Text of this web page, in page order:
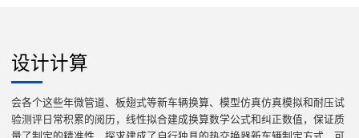
设计计算
会各个这些年微管道、板翅式等新车辆换算、模型仿真仿真模拟和耐压试
验测评日常积累的阅历，线性拟合建成换算数学公式和纠正数值，保证质